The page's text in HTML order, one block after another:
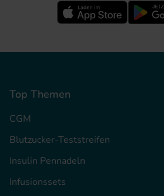
Top Themen
CGM
Blutzucker-Teststreifen
Insulin Pennadeln
Infusionssets